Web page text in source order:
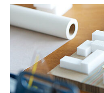
Master Architektur
Qualifikationsprofil
Lehrveranstaltungen
International